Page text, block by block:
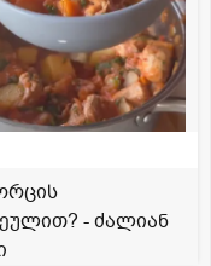
- ძალიან